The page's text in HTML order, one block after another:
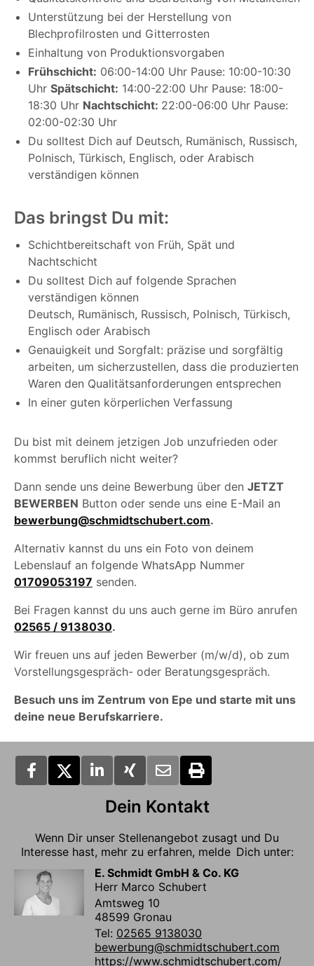
Unterstützung bei der Herstellung von
Blechprofilrosten und Gitterrosten
Einhaltung von Produktionsvorgaben
Frühschicht: 06:00-14:00 Uhr Pause: 10:00-10:30
Uhr Spätschicht: 14:00-22:00 Uhr Pause: 18:00-
18:30 Uhr Nachtschicht: 22:00-06:00 Uhr Pause:
02:00-02:30 Uhr
Du solltest Dich auf Deutsch, Rumänisch, Russisch,
Polnisch, Türkisch, Englisch, oder Arabisch
verständigen können
Das bringst Du mit:
Schichtbereitschaft von Früh, Spät und
Nachtschicht
Du solltest Dich auf folgende Sprachen
verständigen können
Deutsch, Rumänisch, Russisch, Polnisch, Türkisch,
Englisch oder Arabisch
Genauigkeit und Sorgfalt: präzise und sorgfältig
arbeiten, um sicherzustellen, dass die produzierten
Waren den Qualitätsanforderungen entsprechen
In einer guten körperlichen Verfassung
Du bist mit deinem jetzigen Job unzufrieden oder
kommst beruflich nicht weiter?
Dann sende uns deine Bewerbung über den JETZT
BEWERBEN Button oder sende uns eine E-Mail an
bewerbung@schmidtschubert.com.
Alternativ kannst du uns ein Foto von deinem
Lebenslauf an folgende WhatsApp Nummer
01709053197 senden.
Bei Fragen kannst du uns auch gerne im Büro anrufen
02565 / 9138030.
Wir freuen uns auf jeden Bewerber (m/w/d), ob zum
Vorstellungsgespräch- oder Beratungsgespräch.
Besuch uns im Zentrum von Epe und starte mit uns
deine neue Berufskarriere.
Dein Kontakt
Wenn Dir unser Stellenangebot zusagt und Du
Interesse hast, mehr zu erfahren, melde Dich unter:
E. Schmidt GmbH & Co. KG
Herr Marco Schubert
Amtsweg 10
48599 Gronau
Tel: 02565 9138030
bewerbung@schmidtschubert.com
https://www.schmidtschubert.com/